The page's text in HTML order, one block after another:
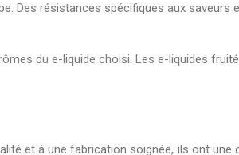
Des résistances spécifiques aux saveurs
du e-liquide choisi. Les e-liquides
et à une fabrication soignée, ils ont une